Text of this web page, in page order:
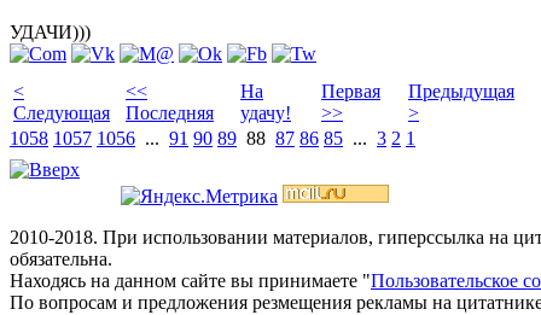
УДАЧИ)))
<
Следующая
<<
Последняя
На
удачу!
Первая
>>
Предыдущая
>
1058 1057 1056 ... 91 90 89 88 87 86 85 ... 3 2 1
2010-2018. При использовании материалов, гиперссылка на
обязательна.
Находясь на данном сайте вы принимаете "Пользовательское
По вопросам и предложения резмещения рекламы на